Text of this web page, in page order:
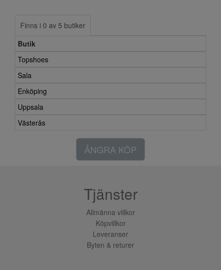
Finns i 0 av 5 butiker
Butik
Topshoes
Sala
Enköping
Uppsala
Västerås
ÅNGRA KÖP
Tjänster
Allmänna villkor
Köpvillkor
Leveranser
Byten & returer